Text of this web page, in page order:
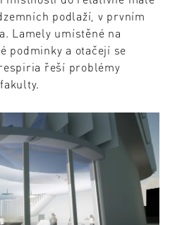
podlaží, v prvním
Lamely umístěné na
podminky a otačejí se
řeší problémy